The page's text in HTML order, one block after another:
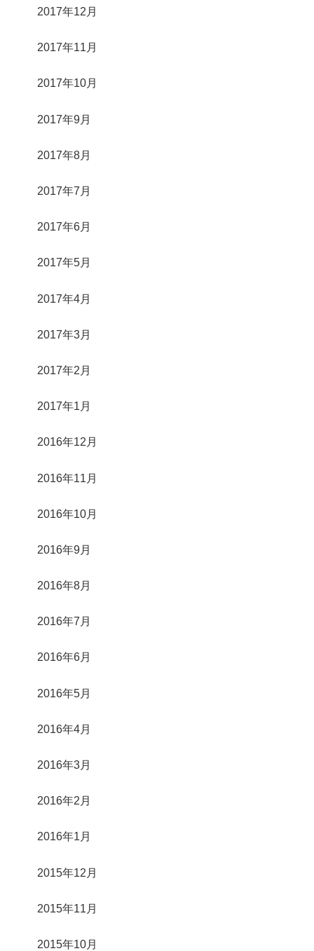
2017年12月
2017年11月
2017年10月
2017年9月
2017年8月
2017年7月
2017年6月
2017年5月
2017年4月
2017年3月
2017年2月
2017年1月
2016年12月
2016年11月
2016年10月
2016年9月
2016年8月
2016年7月
2016年6月
2016年5月
2016年4月
2016年3月
2016年2月
2016年1月
2015年12月
2015年11月
2015年10月